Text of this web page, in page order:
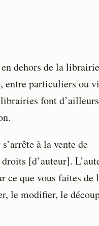
dehors de la
entre particuliers ou
font d’ailleurs
à la vente de
[d’auteur].
ce que vous faites de
le modifier, le